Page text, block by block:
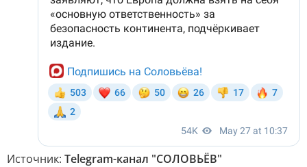
Источник: Telegram-канал "СОЛОВЬЁВ"